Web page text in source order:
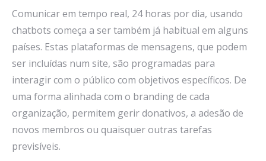
Comunicar em tempo real, 24 horas por dia, usando
chatbots começa a ser também já habitual em alguns
países. Estas plataformas de mensagens, que podem
ser incluídas num site, são programadas para
interagir com o público com objetivos específicos. De
uma forma alinhada com o branding de cada
organização, permitem gerir donativos, a adesão de
novos membros ou quaisquer outras tarefas
previsíveis.